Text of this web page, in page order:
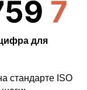
для
стандарте ISO